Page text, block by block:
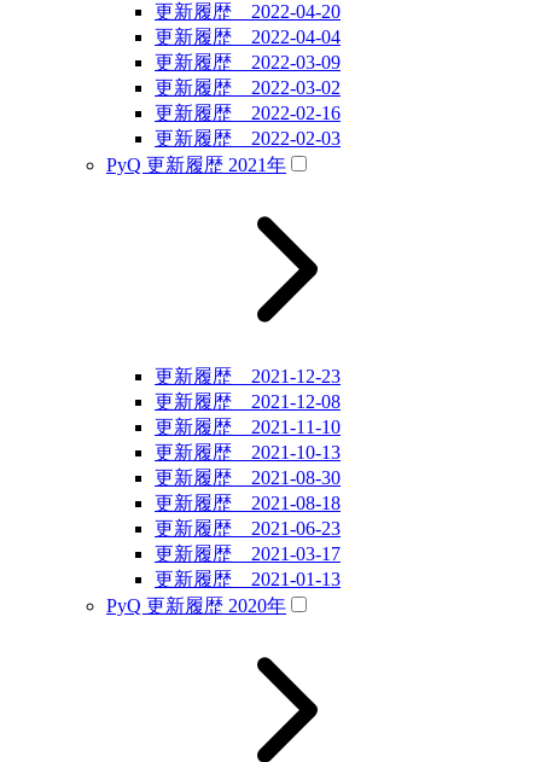
更新履歴 2022-04-20
更新履歴 2022-04-04
更新履歴 2022-03-09
更新履歴 2022-03-02
更新履歴 2022-02-16
更新履歴 2022-02-03
PyQ 更新履歴 2021年
更新履歴 2021-12-23
更新履歴 2021-12-08
更新履歴 2021-11-10
更新履歴 2021-10-13
更新履歴 2021-08-30
更新履歴 2021-08-18
更新履歴 2021-06-23
更新履歴 2021-03-17
更新履歴 2021-01-13
PyQ 更新履歴 2020年